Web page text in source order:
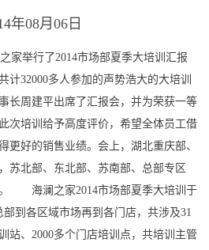
年08月06日
家举行了2014市场部夏季大培训汇报
计32000多人参加的声势浩大的大培训
长周建平出席了汇报会，并为荣获一等
次培训给予高度评价，希望全体员工借
更好的销售业绩。会上，湖北重庆部、
苏北部、东北部、苏南部、总部专区
。 海澜之家2014市场部夏季大培训于
到各区域市场再到各门店，共涉及31
站、2000多个门店培训点，共培训主管